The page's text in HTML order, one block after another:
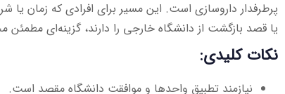
پرطرفدار داروسازی است. این مسیر برای افرادی که زمان یا
یا قصد بازگشت از دانشگاه خارجی را دارند، گزینه‌ای
نکات کلیدی:
نیازمند تطبیق واحدها و موافقت دانشگاه مقصد است.